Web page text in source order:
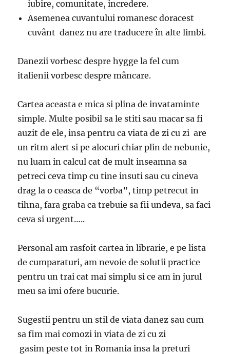
iubire, comunitate, incredere.
Asemenea cuvantului romanesc doracest
cuvânt danez nu are traducere în alte limbi.
Danezii vorbesc despre hygge la fel cum
italienii vorbesc despre mâncare.
Cartea aceasta e mica si plina de invataminte
simple. Multe posibil sa le stiti sau macar sa fi
auzit de ele, insa pentru ca viata de zi cu zi are
un ritm alert si pe alocuri chiar plin de nebunie,
nu luam in calcul cat de mult inseamna sa
petreci ceva timp cu tine insuti sau cu cineva
drag la o ceasca de “vorba”, timp petrecut in
tihna, fara graba ca trebuie sa fii undeva, sa faci
ceva si urgent…..
Personal am rasfoit cartea in librarie, e pe lista
de cumparaturi, am nevoie de solutii practice
pentru un trai cat mai simplu si ce am in jurul
meu sa imi ofere bucurie.
Sugestii pentru un stil de viata danez sau cum
sa fim mai comozi in viata de zi cu zi
gasim peste tot in Romania insa la preturi